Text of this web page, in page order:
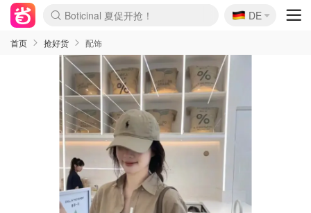
Boticinal 夏促开抢！
4折！lulu周四疯狂上新
还没结束！&OtherStories大促
Joybuy变相75折 随时失效
速领！Stanley独家85折
疑似霸哥！Camper额外叠85折
Zalando 奥莱闪促！每日更新
Moncler反季囤！5折起+叠9折
Coach Brooklyn仅€192
🇩🇪
DE
首页 抢好货 配饰